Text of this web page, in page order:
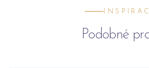
Podobné